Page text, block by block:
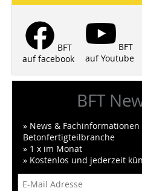
BFT
auf facebook
BFT
auf Youtube
BFT
» News &
Betonfertigteilbranche
» 1 x im Monat
» Kostenlos und jederzeit